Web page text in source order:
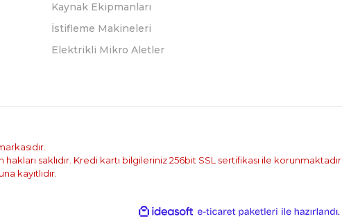
Kaynak Ekipmanları
İstifleme Makineleri
Elektrikli Mikro Aletler
saklıdır. Kredi kartı bilgileriniz 256bit SSL sertifikası ile korunmaktadır.
kayıtlıdır.
ideasoft
e-